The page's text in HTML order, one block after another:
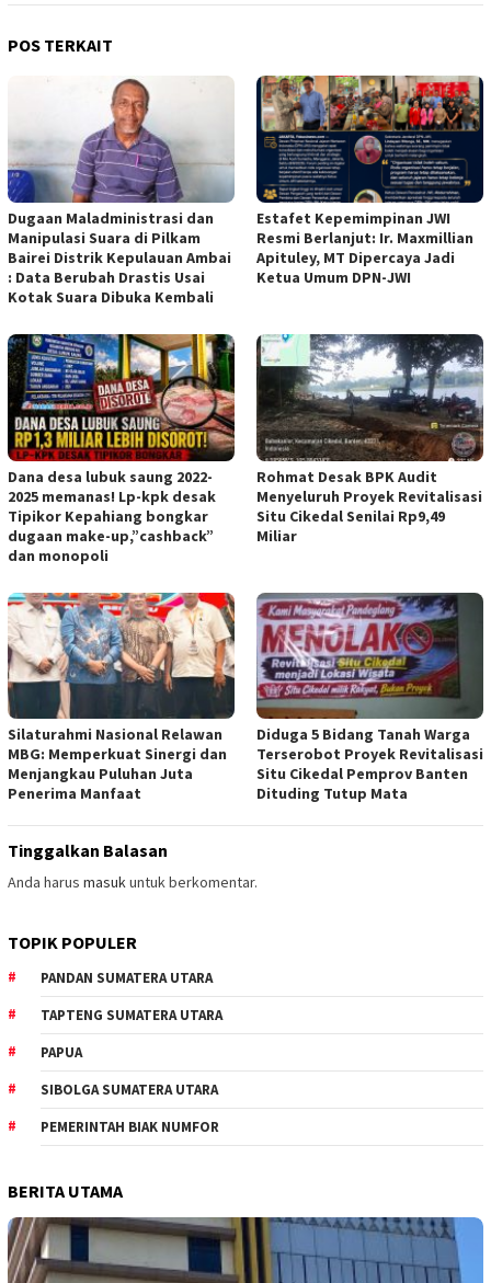
POS TERKAIT
Dugaan Maladministrasi dan
Manipulasi Suara di Pilkam
Bairei Distrik Kepulauan Ambai
: Data Berubah Drastis Usai
Kotak Suara Dibuka Kembali
Estafet Kepemimpinan JWI
Resmi Berlanjut: Ir. Maxmillian
Apituley, MT Dipercaya Jadi
Ketua Umum DPN-JWI
Dana desa lubuk saung 2022-
2025 memanas! Lp-kpk desak
Tipikor Kepahiang bongkar
dugaan make-up,”cashback”
dan monopoli
Rohmat Desak BPK Audit
Menyeluruh Proyek Revitalisasi
Situ Cikedal Senilai Rp9,49
Miliar
Silaturahmi Nasional Relawan
MBG: Memperkuat Sinergi dan
Menjangkau Puluhan Juta
Penerima Manfaat
Diduga 5 Bidang Tanah Warga
Terserobot Proyek Revitalisasi
Situ Cikedal Pemprov Banten
Dituding Tutup Mata
Tinggalkan Balasan
Anda harus masukuntuk berkomentar.
TOPIK POPULER
PANDAN SUMATERA UTARA
TAPTENG SUMATERA UTARA
PAPUA
SIBOLGA SUMATERA UTARA
PEMERINTAH BIAK NUMFOR
BERITA UTAMA